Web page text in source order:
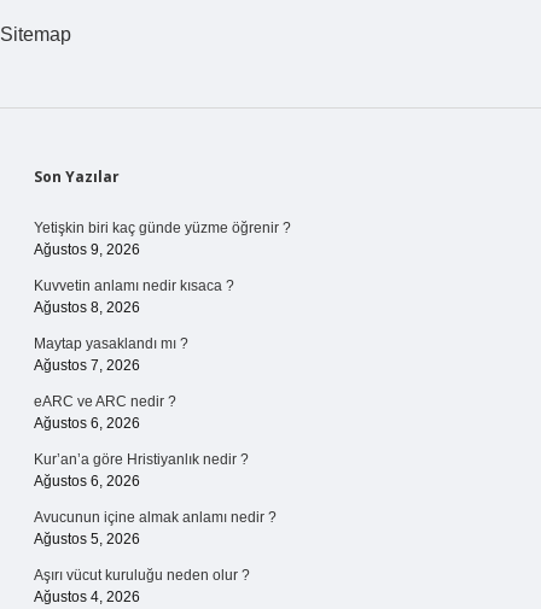
Sitemap
Sidebar
Son Yazılar
Yetişkin biri kaç günde yüzme öğrenir ?
Ağustos 9, 2026
Kuvvetin anlamı nedir kısaca ?
Ağustos 8, 2026
Maytap yasaklandı mı ?
Ağustos 7, 2026
eARC ve ARC nedir ?
Ağustos 6, 2026
Kur’an’a göre Hristiyanlık nedir ?
Ağustos 6, 2026
Avucunun içine almak anlamı nedir ?
Ağustos 5, 2026
Aşırı vücut kuruluğu neden olur ?
Ağustos 4, 2026